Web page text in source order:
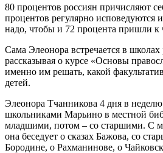
80 процентов россиян причисляют
процентов регулярно исповедуются
надо, чтобы и 72 процента пришли к
Сама Элеонора встречается в
рассказывая о курсе «Основы
именно им решать, какой
детей.
Элеонора Тчанникова 4 дня в
школьниками Марьино в местной
младшими, потом – со старшими. С
она беседует о сказах Бажова, со
Бородине, о Рахманинове, о